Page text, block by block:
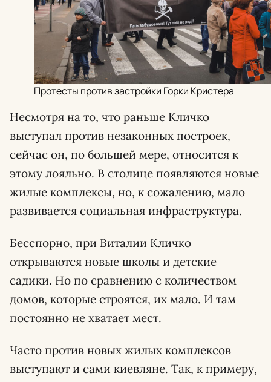
Протесты против застройки Горки Кристера
Несмотря на то, что раньше Кличко
выступал против незаконных построек,
сейчас он, по большей мере, относится к
этому лояльно. В столице появляются новые
жилые комплексы, но, к сожалению, мало
развивается социальная инфраструктура.
Бесспорно, при Виталии Кличко
открываются новые школы и детские
садики. Но по сравнению с количеством
домов, которые строятся, их мало. И там
постоянно не хватает мест.
Часто против новых жилых комплексов
выступают и сами киевляне. Так, к примеру,